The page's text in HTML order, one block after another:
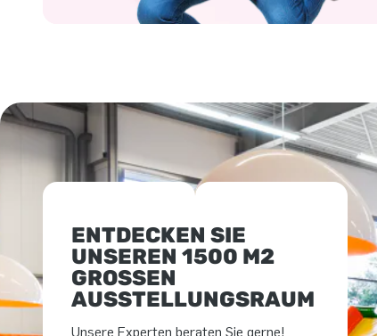
ENTDECKEN SIE
UNSEREN 1500 M2
GROSSEN A
USSTELLUNGSRAUM
Unsere Experten beraten Sie gerne!